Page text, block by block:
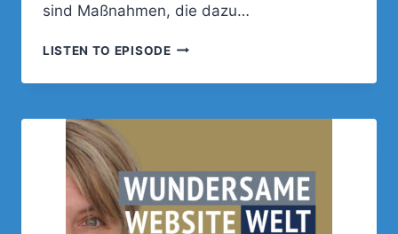
sind Maßnahmen, die dazu…
LISTEN TO EPISODE004
WAS
ONPAGE-
UND
WAS
MUSS